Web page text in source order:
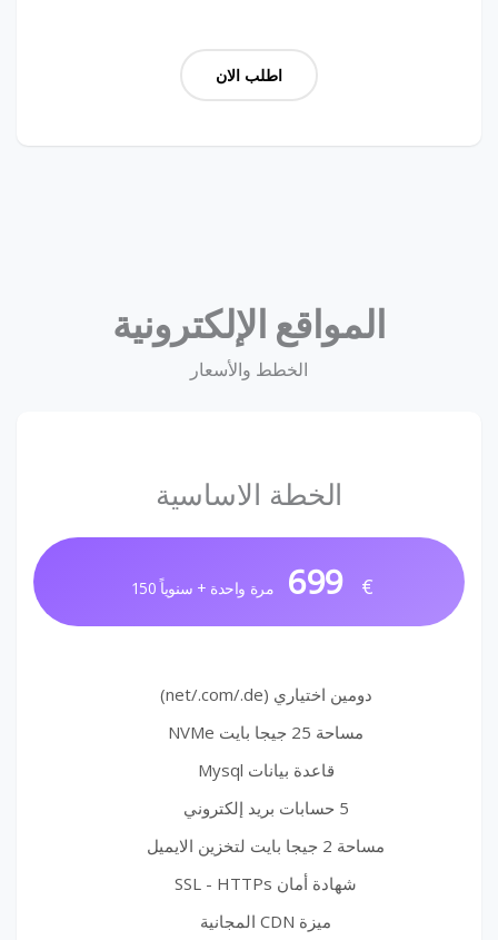
اطلب الان
المواقع الإلكترونية
الخطط والأسعار
الخطة الاساسية
€
699 مرة واحدة + سنوياً 150
دومين اختياري (net/.com/.de)
مساحة 25 جيجا بايت NVMe
قاعدة بيانات Mysql
5 حسابات بريد إلكتروني
مساحة 2 جيجا بايت لتخزين الايميل
شهادة أمان SSL - HTTPs
ميزة CDN المجانية